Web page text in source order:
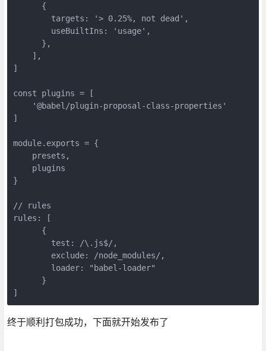
      {
        targets: '> 0.25%, not dead',
        useBuiltIns: 'usage',
      },
    ],
]
const plugins = [
    '@babel/plugin-proposal-class-properties'
]
module.exports = {
    presets,
    plugins
}
// rules
rules: [
      {
        test: /\.js$/,
        exclude: /node_modules/,
        loader: "babel-loader"
      }
]
终于顺利打包成功，下面就开始发布了